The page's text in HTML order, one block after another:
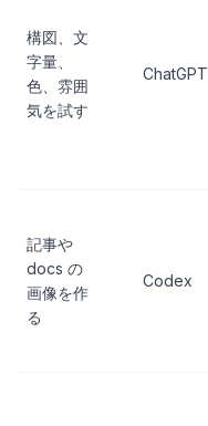
構図、文
字量、
色、雰囲
気を試す
ChatGPT
記事や
docs の
画像を作
る
Codex